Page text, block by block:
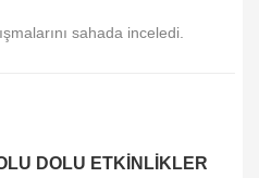
sahada inceledi.
DOLU ETKİNLİKLER